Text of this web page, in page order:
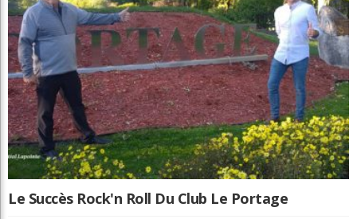
Le Succès Rock'n Roll Du Club Le Portage